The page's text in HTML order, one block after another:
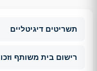
תשריטים דיגיטליים
רישום בית משותף